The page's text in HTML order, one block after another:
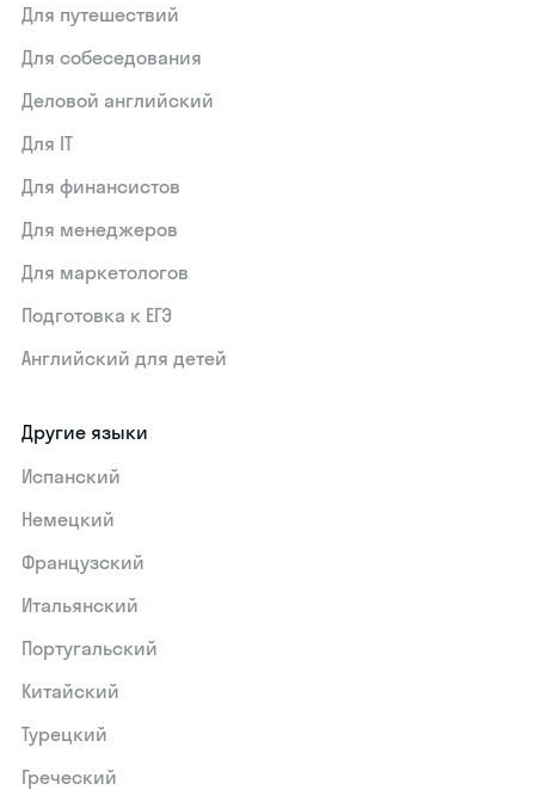
Для путешествий
Для собеседования
Деловой английский
Для IT
Для финансистов
Для менеджеров
Для маркетологов
Подготовка к ЕГЭ
Английский для детей
Другие языки
Испанский
Немецкий
Французский
Итальянский
Португальский
Китайский
Турецкий
Греческий